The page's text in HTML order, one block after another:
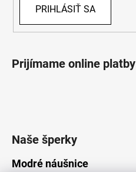
PRIHLÁSIŤ SA
Prijímame online platby
Naše šperky
Modré náušnice